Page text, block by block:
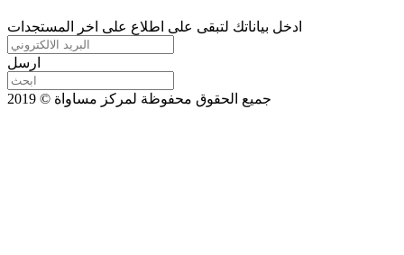
ادخل بياناتك لتبقى على اطلاع على اخر المستجدات
ارسل
جميع الحقوق محفوظة لمركز مساواة © 2019